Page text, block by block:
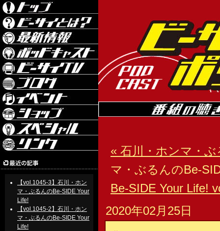
【vol.1045-3】石川・ホン
マ・ぶるんのBe-SIDE Your
Life!
【vol.1045-2】石川・ホン
マ・ぶるんのBe-SIDE Your
Life!
« 石川・ホンマ・
マ・ぶるんのBe-
Be-SIDE Your Life!
2020年02月25日